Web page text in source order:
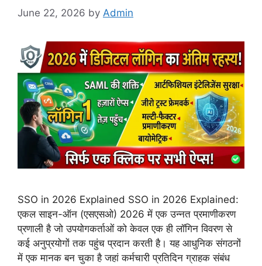
June 22, 2026 by Admin
SSO in 2026 Explained SSO in 2026 Explained:
एकल साइन-ऑन (एसएसओ) 2026 में एक उन्नत प्रमाणीकरण
प्रणाली है जो उपयोगकर्ताओं को केवल एक ही लॉगिन विवरण से
कई अनुप्रयोगों तक पहुंच प्रदान करती है। यह आधुनिक संगठनों
में एक मानक बन चुका है जहां कर्मचारी प्रतिदिन ग्राहक संबंध